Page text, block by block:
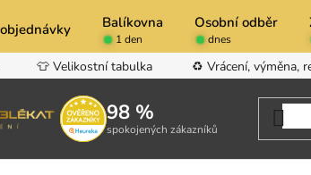
Balíkovna Osobní odběr
1 den dnes
👕 Velikostní tabulka ♻️ Vrácení, výměna,
98 %
spokojených zákazníků